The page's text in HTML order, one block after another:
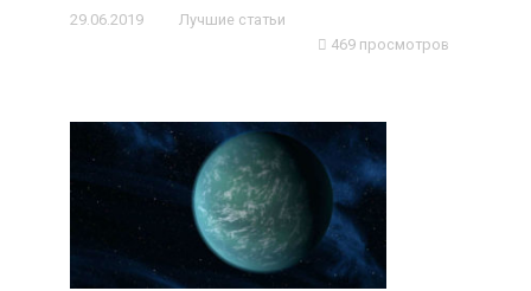
29.06.2019
Лучшие статьи
469 просмотров